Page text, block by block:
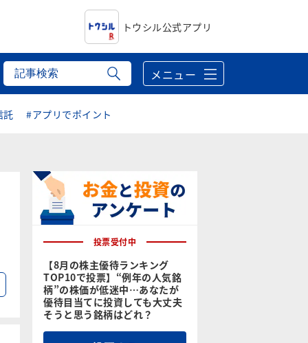
トウシル公式アプリ
メニュー
託 #アプリでポイント
投票受付中
【8月の株主優待ランキング
TOP10で投票】“例年の人気銘
柄”の株価が低迷中…あなたが
優待目当てに投資しても大丈夫
そうと思う銘柄はどれ？